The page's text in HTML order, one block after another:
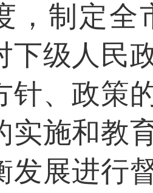
，制定全
下级人民
针、政策
实施和教
发展进行